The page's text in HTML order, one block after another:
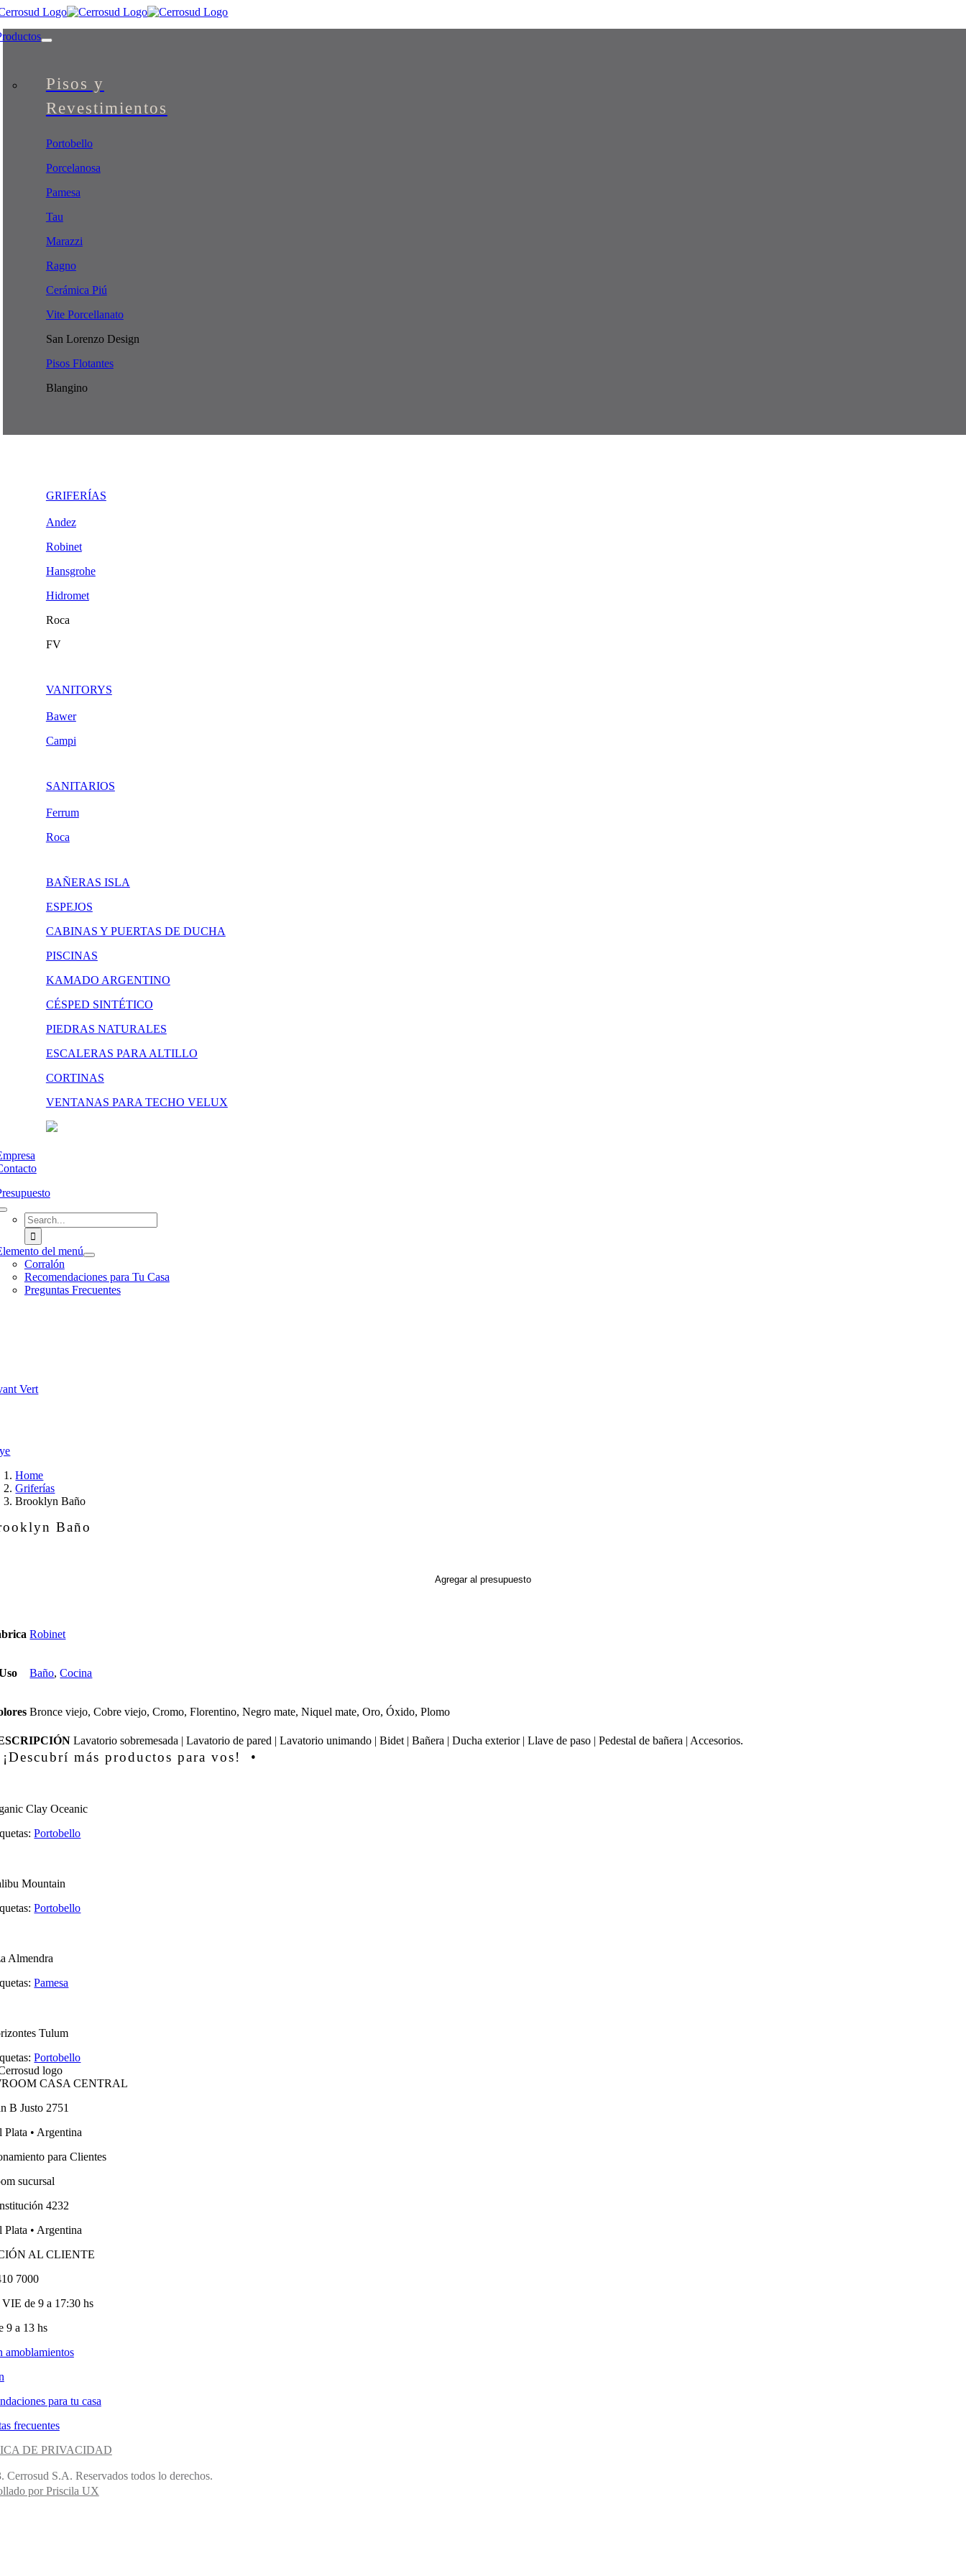
Skip
content
Pisos y
Revestimientos
Portobello
Porcelanosa
Pamesa
Tau
Marazzi
Ragno
Cerámica Piú
Vite Porcellanato
San Lorenzo Design
Pisos Flotantes
Blangino
GRIFERÍAS
Andez
Robinet
Hansgrohe
Hidromet
Roca
FV
VANITORYS
Bawer
Campi
SANITARIOS
Ferrum
Roca
BAÑERAS ISLA
ESPEJOS
CABINAS Y PUERTAS DE DUCHA
PISCINAS
KAMADO ARGENTINO
CÉSPED SINTÉTICO
PIEDRAS NATURALES
ESCALERAS PARA ALTILLO
CORTINAS
VENTANAS PARA TECHO VELUX
Search
for:
del menú
Corralón
Recomendaciones para Tu Casa
Preguntas Frecuentes
Vert
Home
Griferías
Brooklyn Baño
Baño
Agregar al presupuesto
Robinet
Baño,Cocina
Bronce viejo, Cobre viejo, Cromo, Florentino, Negro mate, Niquel mate, Oro, Óxido, Plomo
Lavatorio sobremesada | Lavatorio de pared | Lavatorio unimando | Bidet | Bañera | Ducha exterior | Llave de paso | Pedestal de bañera | Accesorios.
más productos para vos! •
Clay Oceanic
Portobello
Mountain
Portobello
Almendra
Pamesa
Tulum
Portobello
CASA CENTRAL
B Justo 2751
Plata • Argentina
para Clientes
sucursal
4232
Plata • Argentina
AL CLIENTE
7000
de 9 a 17:30 hs
9 a 13 hs
amoblamientos
para tu casa
frecuentes
DE PRIVACIDAD
Cerrosud S.A. Reservados todos lo derechos.
por Priscila UX